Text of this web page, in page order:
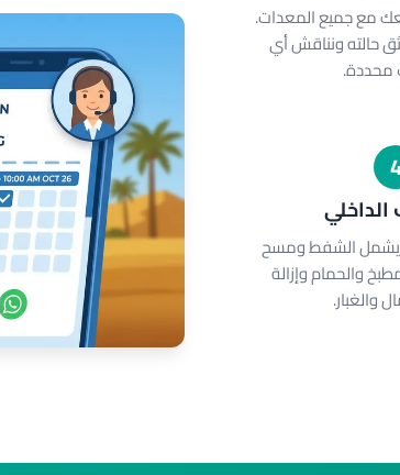
مع جميع المعدات.
حالته ونناقش أي
الداخلي
يشمل الشفط ومسح
والحمام وإزالة
والغبار.